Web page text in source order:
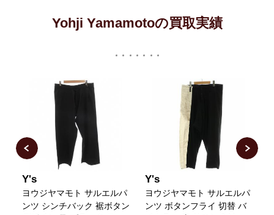
Yohji Yamamotoの買取実績
Y's
ヨウジヤマモト サルエルパ
ンツ シンチバック 裾ボタン
Y's
ヨウジヤマモト サルエルパ
ンツ ボタンフライ 切替 バ